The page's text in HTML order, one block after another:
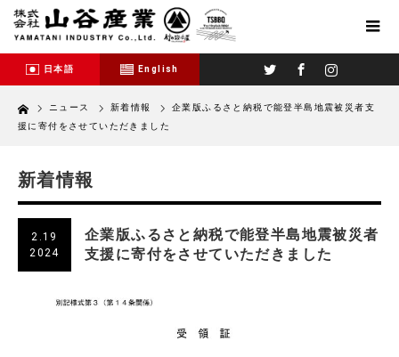
日本語 English
Home ニュース 新着情報
企業版ふるさと納税で能登半島地震被災者支
援に寄付をさせていただきました
新着情報
2.19
2024
企業版ふるさと納税で能登半島地震被災者
支援に寄付をさせていただきました